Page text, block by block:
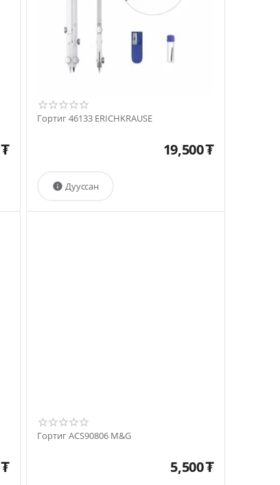
₮
Гортиг 46133 ERICHKRAUSE
19,500₮
Дууссан

₮
Гортиг ACS90806 M&G
5,500₮